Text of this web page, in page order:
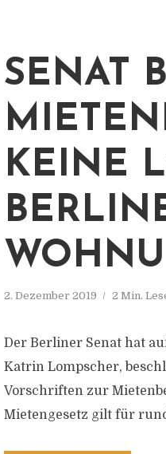
SENAT
EINE
2. Dezember 2019 2 Min.
Der Berliner Senat hat
Katrin Lompscher,
Vorschriften zur
Mietengesetz gilt für